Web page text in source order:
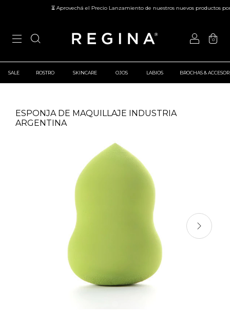
⏳ Aprovechá el Precio Lanzamiento de nuestros nuevos productos por
0
SALE ROSTRO SKINCARE OJOS LABIOS BROCHAS &
ESPONJA DE MAQUILLAJE INDUSTRIA
ARGENTINA